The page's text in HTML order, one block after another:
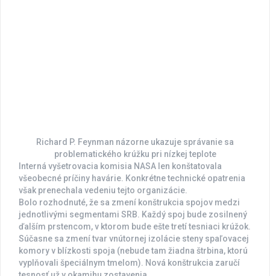
Richard P. Feynman názorne ukazuje správanie sa
problematického krúžku pri nízkej teplote
Interná vyšetrovacia komisia NASA len konštatovala
všeobecné príčiny havárie. Konkrétne technické opatrenia
však prenechala vedeniu tejto organizácie.
Bolo rozhodnuté, že sa zmení konštrukcia spojov medzi
jednotlivými segmentami SRB. Každý spoj bude zosilnený
ďalším prstencom, v ktorom bude ešte tretí tesniaci krúžok.
Súčasne sa zmení tvar vnútornej izolácie steny spaľovacej
komory v blízkosti spoja (nebude tam žiadna štrbina, ktorú
vyplňovali špeciálnym tmelom). Nová konštrukcia zaručí